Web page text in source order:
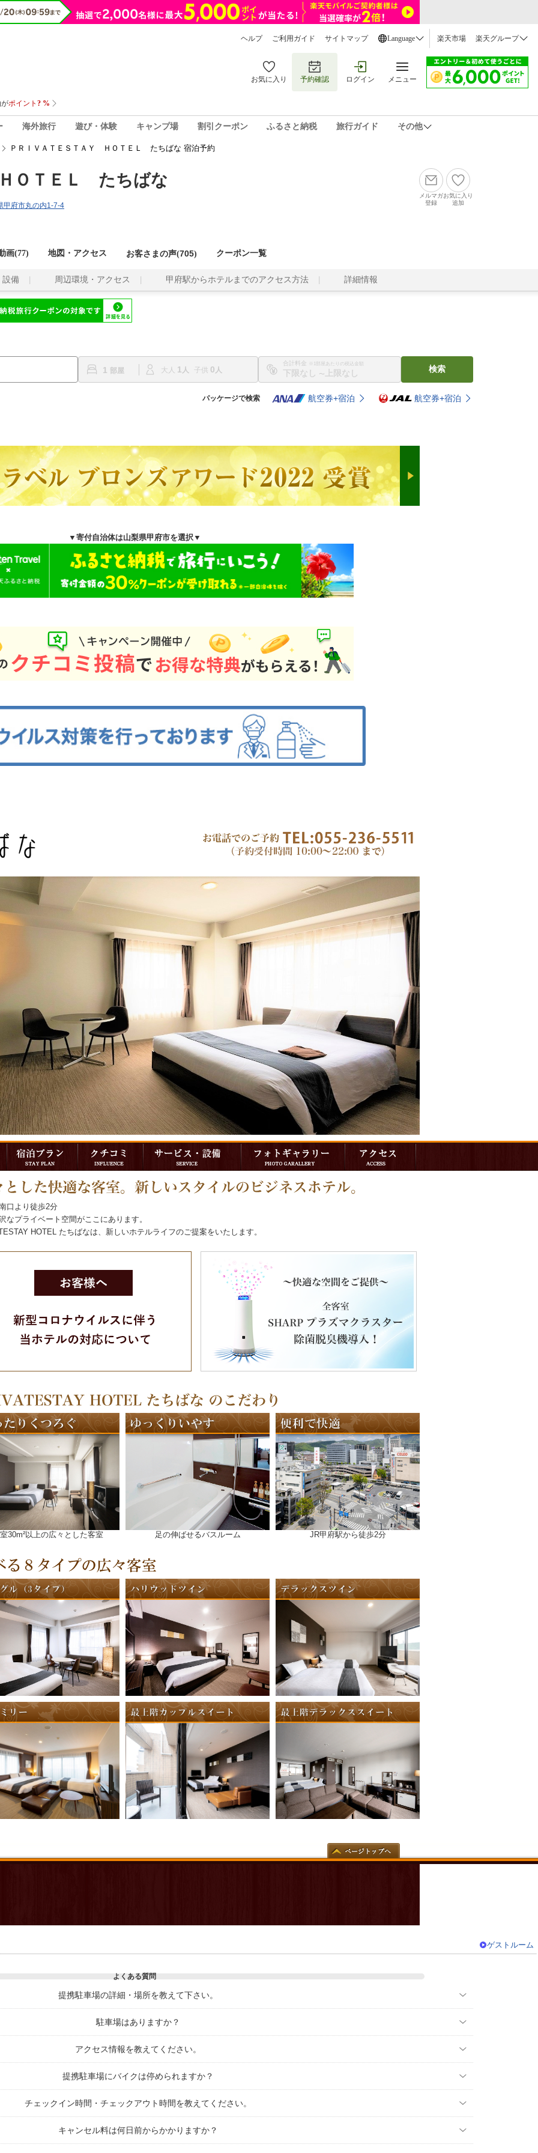
ヘルプ ご利用ガイド サイトマップ Language 楽天市場 楽天グループ
お気に入り 予約確認 ログイン メニュー
海外旅行 遊び・体験 キャンプ場 割引クーポン ふるさと納税 旅行ガイド その他
ＰＲＩＶＡＴＥＳＴＡＹ ＨＯＴＥＬ たちばな 宿泊予約
ＯＴＥＬ たちばな
甲府市丸の内1-7-4
メルマガ
登録
お気に入り
追加
画(77) 地図・アクセス お客さまの声(705) クーポン一覧
設備 周辺環境・アクセス 甲府駅からホテルまでのアクセス方法 詳細情報
1 大人 1 子供 0
合計料金 ※1部屋あたりの税込金額
〜
検索
パッケージで検索 航空券+宿泊 航空券+宿泊
▼寄付自治体は山梨県甲府市を選択▼
口より徒歩2分
なプライベート空間がここにあります。
HOTEL たちばなは、新しいホテルライフのご提案をいたします。
30m²以上の広々とした客室 足の伸ばせるバスルーム JR甲府駅から徒歩2分
ゲストルーム
よくある質問
提携駐車場の詳細・場所を教えて下さい。
駐車場はありますか？
アクセス情報を教えてください。
提携駐車場にバイクは停められますか？
チェックイン時間・チェックアウト時間を教えてください。
キャンセル料は何日前からかかりますか？